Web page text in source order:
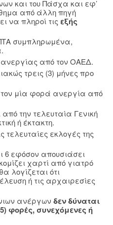
και του Πάσχα και εφ’
από άλλη πηγή
να πληροί τις εξής
συμπληρωμένα,
από τον ΟΑΕΔ.
τρεις (3) μήνες προ
μία φορά ανεργία από
την τελευταία Γενική
ή έκτακτη.
τελευταίες εκλογές της
6 εφόσον απουσιάσει
χαρτί από γιατρό
λογίζεται ότι
ή τις αρχαιρεσίες
ανέργων δεν δύναται
φορές, συνεχόμενες ή